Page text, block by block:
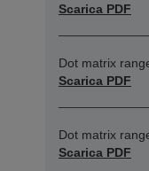
Scarica PDF
Dot matrix
Scarica PDF
Dot matrix
Scarica PDF